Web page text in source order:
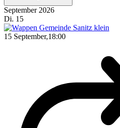
September 2026
Di. 15
15 September,18:00